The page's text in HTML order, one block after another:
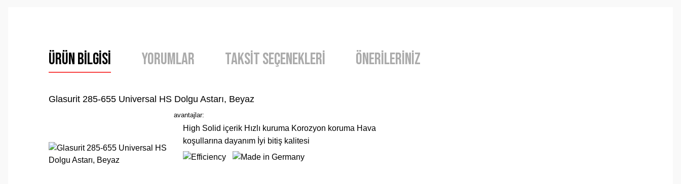
Ürün Bilgisi Yorumlar Taksit Seçenekleri Önerileriniz
Glasurit 285-655 Universal HS Dolgu Astarı, Beyaz
avantajlar:
High Solid içerik Hızlı kuruma Korozyon koruma Hava
koşullarına dayanım İyi bitiş kalitesi